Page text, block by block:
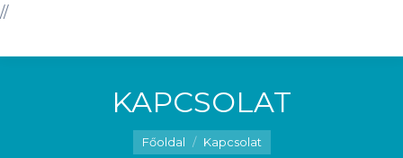
//
KAPCSOLAT
You are here:
Főoldal Kapcsolat